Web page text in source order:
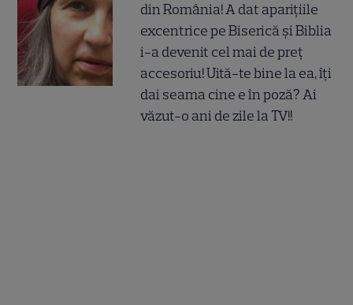
din România! A dat aparițiile
excentrice pe Biserică și Biblia
i-a devenit cel mai de preț
accesoriu! Uită-te bine la ea, îți
dai seama cine e în poză? Ai
văzut-o ani de zile la TV!!